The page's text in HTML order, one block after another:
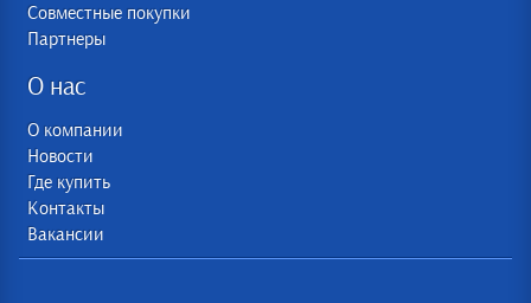
Совместные покупки
Партнеры
О нас
О компании
Новости
Где купить
Контакты
Вакансии